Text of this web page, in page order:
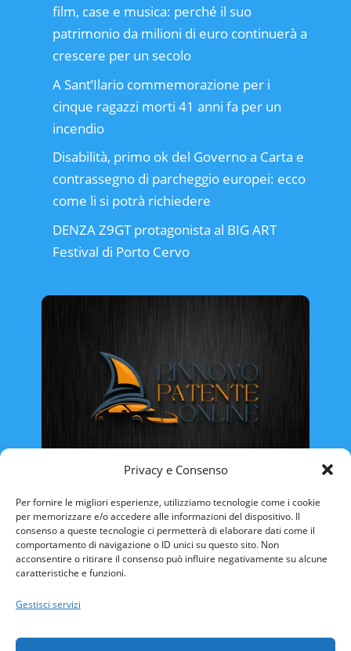
Privacy e Consenso
Per fornire le migliori esperienze, utilizziamo tecnologie come i cookie
per memorizzare e/o accedere alle informazioni del dispositivo. Il
consenso a queste tecnologie ci permetterà di elaborare dati come il
comportamento di navigazione o ID unici su questo sito. Non
acconsentire o ritirare il consenso può influire negativamente su alcune
caratteristiche e funzioni.
Gestisci servizi
film, case e musica: perché il suo
patrimonio da milioni di euro continuerà a
crescere per un secolo
A Sant’Ilario commemorazione per i
cinque ragazzi morti 41 anni fa per un
incendio
Disabilità, primo ok del Governo a Carta e
contrassegno di parcheggio europei: ecco
come li si potrà richiedere
DENZA Z9GT protagonista al BIG ART
Festival di Porto Cervo
CAMPANIA
FRIULI VENEZIA-GIULIA
LAZIO LIGURIA